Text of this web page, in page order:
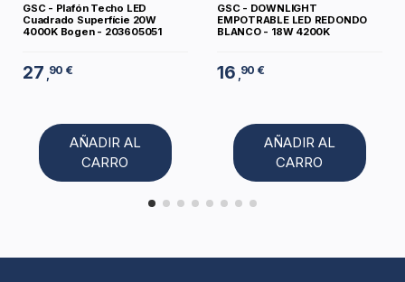
GSC - Plafón Techo LED
Cuadrado Superfície 20W
4000K Bogen - 203605051
27 ,90 €
AÑADIR AL
CARRO
GSC - DOWNLIGHT
EMPOTRABLE LED REDONDO
BLANCO - 18W 4200K
16 ,90 €
AÑADIR AL
CARRO